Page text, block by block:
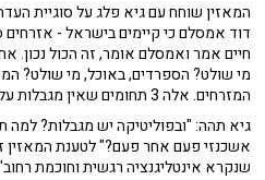
המאזין שוחח עם גיא פלג על סוגיית
דוד אמסלם כי קיימים בישראל -
חיים אמר ואמסלם אומר, זה הכול נכון.
מי שולט? הספרדים, באוכל, מי שולט?
המזרחים. אלה 3 תחומים שאין מגבלות עליהם", טען.
גיא תהה: "ובפוליטיקה יש מגבלות? למה
אשכנזי פעם אחר פעם?" לטענת המאזין
שנקרא אינטליגנציה רגשית וחוכמת